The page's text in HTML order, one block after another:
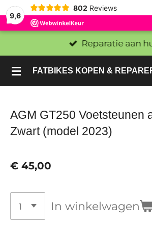
9,6
802 Reviews
Reparatie aan
AGM GT250 Voetsteunen
Zwart (model 2023)
€ 45,00
In winkelwagen